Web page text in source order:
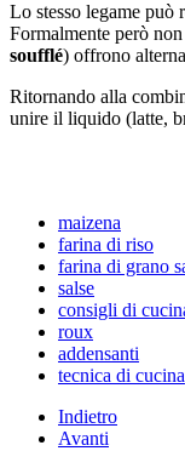
Lo stesso legame può
Formalmente però
soufflé) offrono
Ritornando alla
unire il liquido (latte,
maizena
farina di riso
farina di grano
salse
consigli di
roux
addensanti
tecnica di cucina
Indietro
Avanti